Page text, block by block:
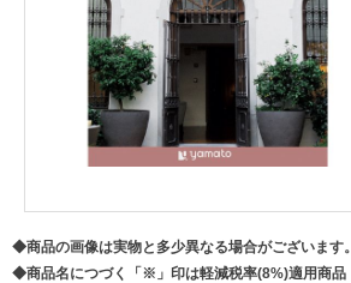
◆商品の画像は実物と多少異なる場合がございます。
◆商品名につづく「※」印は軽減税率(8%)適用商品